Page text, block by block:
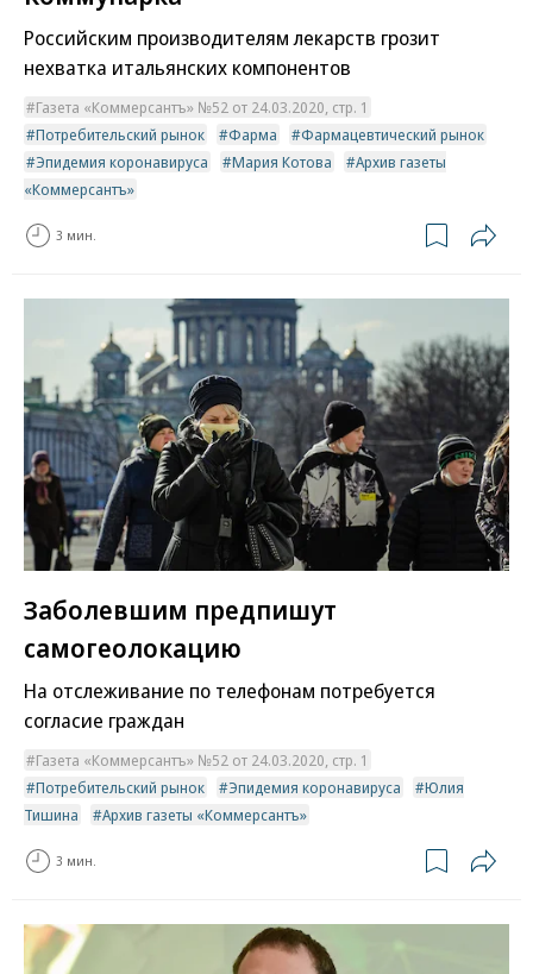
Российским производителям лекарств грозит
нехватка итальянских компонентов
Газета «Коммерсантъ» №52 от 24.03.2020, стр. 1
Потребительский рынок
Фарма
Фармацевтический рынок
Эпидемия коронавируса
Мария Котова
Архив газеты
«Коммерсантъ»
3 мин.
Заболевшим предпишут
самогеолокацию
На отслеживание по телефонам потребуется
согласие граждан
Газета «Коммерсантъ» №52 от 24.03.2020, стр. 1
Потребительский рынок
Эпидемия коронавируса
Юлия
Тишина
Архив газеты «Коммерсантъ»
3 мин.